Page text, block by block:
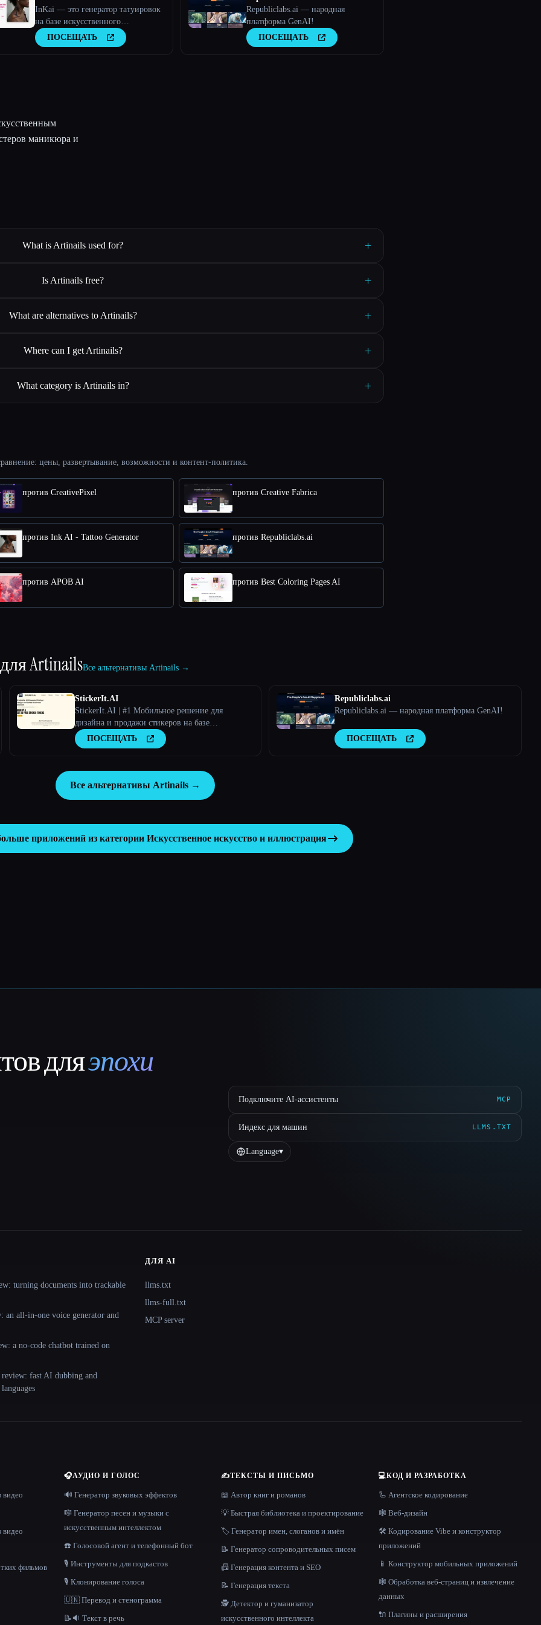
InKai — это генератор татуировок
на базе искусственного
интеллекта, который создает
персонализированные дизайны
ПОСЕЩАТЬ
Republiclabs.ai — народная
платформа GenAI!
ПОСЕЩАТЬ
маникюра и
What is Artinails used for? +
Is Artinails free? +
What are alternatives to Artinails? +
Where can I get Artinails? +
What category is Artinails in? +
цены, развертывание, возможности и контент-политика.
против CreativePixel против Creative Fabrica
против Ink AI - Tattoo Generator против Republiclabs.ai
против APOB AI против Best Coloring Pages AI
ArtinailsВсе альтернативы Artinails →
StickerIt.AI
StickerIt.AI | #1 Мобильное решение для
дизайна и продажи стикеров на базе
искусственного интеллекта
ПОСЕЩАТЬ
Republiclabs.ai
Republiclabs.ai — народная платформа GenAI!
ПОСЕЩАТЬ
Все альтернативы Artinails →
приложений из категории Искусственное искусство и иллюстрация
дляэпохи
Подключите AI-ассистенты MCP
Индекс для машин LLMS.TXT
Language▾
turning documents into trackable
an all-in-one voice generator and
a no-code chatbot trained on
fast AI dubbing and
ДЛЯ AI
llms.txt
llms-full.txt
MCP server
видео
видео
фильмов
🎧АУДИО И ГОЛОС
🔊 Генератор звуковых эффектов
🎼 Генератор песен и музыки с
искусственным интеллектом
☎️ Голосовой агент и телефонный бот
🎙️ Инструменты для подкастов
🎙️ Клонирование голоса
🇺🇳 Перевод и стенограмма
📝🔉 Текст в речь
✍️ТЕКСТЫ И ПИСЬМО
📖 Автор книг и романов
💡 Быстрая библиотека и проектирование
🏷️ Генератор имен, слоганов и имён
📝 Генератор сопроводительных писем
📠 Генерация контента и SEO
📝 Генерация текста
🕵️ Детектор и гуманизатор
искусственного интеллекта
💻КОД И РАЗРАБОТКА
🦾 Агентское кодирование
🕸 Веб-дизайн
🛠️ Кодирование Vibe и конструктор
приложений
📱 Конструктор мобильных приложений
🕸️ Обработка веб-страниц и извлечение
данных
🔌 Плагины и расширения